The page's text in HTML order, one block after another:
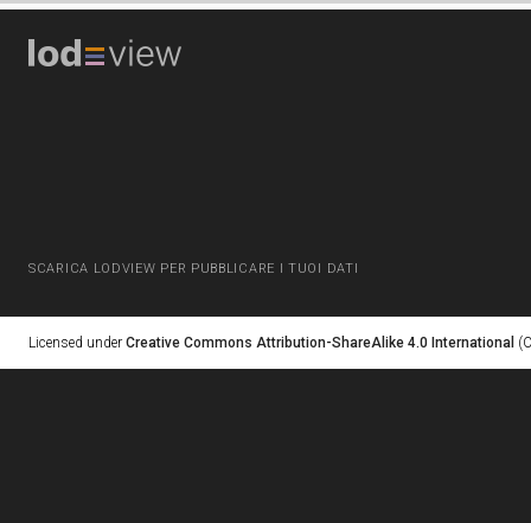
SCARICA LODVIEW PER PUBBLICARE I TUOI DATI
Licensed under Creative Commons Attribution-ShareAlike 4.0 International